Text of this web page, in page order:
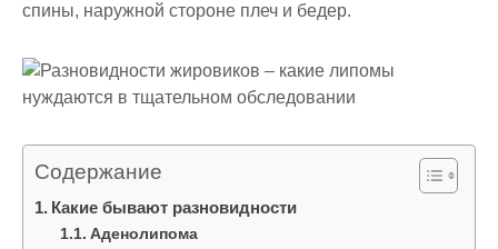
спины, наружной стороне плеч и бедер.
Содержание
Какие бывают разновидности
Аденолипома